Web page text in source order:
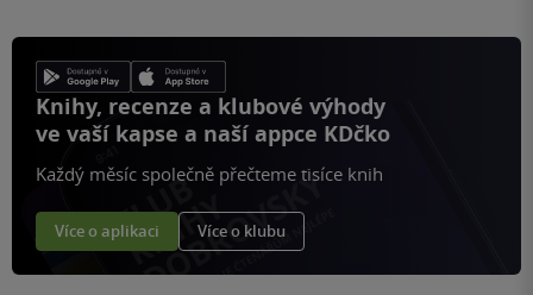
Knihy, recenze a klubové výhody
ve vaší kapse a naší appce KDčko
Každý měsíc společně přečteme tisíce knih
Více o aplikaci Více o klubu